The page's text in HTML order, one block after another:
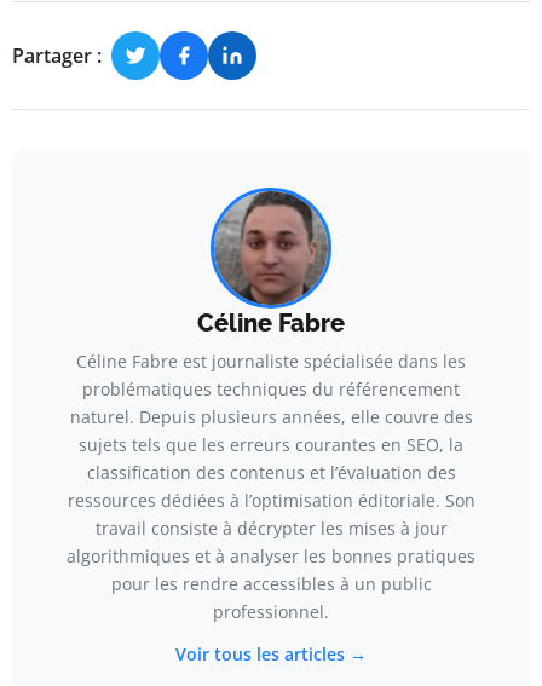
Partager :
Céline Fabre
Céline Fabre est journaliste spécialisée dans les
problématiques techniques du référencement
naturel. Depuis plusieurs années, elle couvre des
sujets tels que les erreurs courantes en SEO, la
classification des contenus et l’évaluation des
ressources dédiées à l’optimisation éditoriale. Son
travail consiste à décrypter les mises à jour
algorithmiques et à analyser les bonnes pratiques
pour les rendre accessibles à un public
professionnel.
Voir tous les articles →